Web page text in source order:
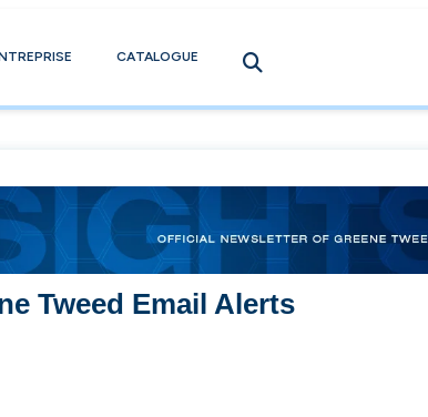
CATALOGUE